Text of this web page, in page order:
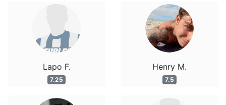
Lapo F.
7.25
Henry M.
7.5